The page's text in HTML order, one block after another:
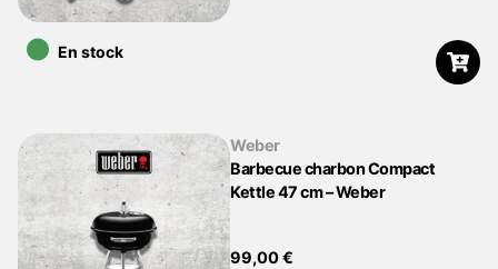
•En stock
Weber
Barbecue charbon Compact
Kettle 47 cm – Weber
99,00€